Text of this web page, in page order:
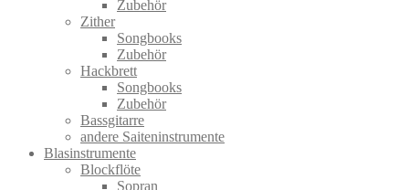
Zubehör
Zither
Songbooks
Zubehör
Hackbrett
Songbooks
Zubehör
Bassgitarre
andere Saiteninstrumente
Blasinstrumente
Blockflöte
Sopran